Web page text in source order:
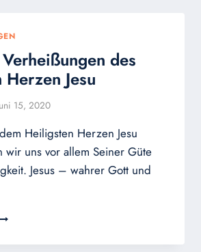
H
J
ESU
des
Jesu
15, 2020
Heiligsten Herzen Jesu
wir uns vor allem Seiner Güte
Jesus – wahrer Gott und
D